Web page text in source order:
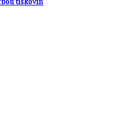
tiskovin